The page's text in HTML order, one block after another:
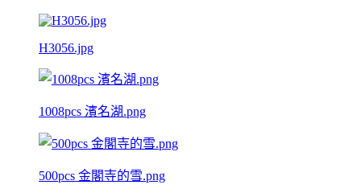
H3056.jpg
1008pcs 濱名湖.png
500pcs 金閣寺的雪.png